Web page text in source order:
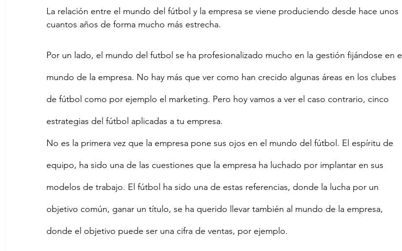
La relación entre el mundo del fútbol y la empresa se viene produciendo desde hace unos
cuantos años de forma mucho más estrecha.
Por un lado, el mundo del futbol se ha profesionalizado mucho en la gestión fijándose en el
mundo de la empresa. No hay más que ver como han crecido algunas áreas en los clubes
de fútbol como por ejemplo el marketing. Pero hoy vamos a ver el caso contrario, cinco
estrategias del fútbol aplicadas a tu empresa.
No es la primera vez que la empresa pone sus ojos en el mundo del fútbol. El espíritu de
equipo, ha sido una de las cuestiones que la empresa ha luchado por implantar en sus
modelos de trabajo. El fútbol ha sido una de estas referencias, donde la lucha por un
objetivo común, ganar un título, se ha querido llevar también al mundo de la empresa,
donde el objetivo puede ser una cifra de ventas, por ejemplo.